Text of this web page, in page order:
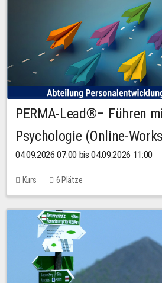
PERMA-Lead®– Führen
Psychologie (Online-
04.09.2026 07:00 bis 04.09.2026 11:00
Kurs 6 Plätze